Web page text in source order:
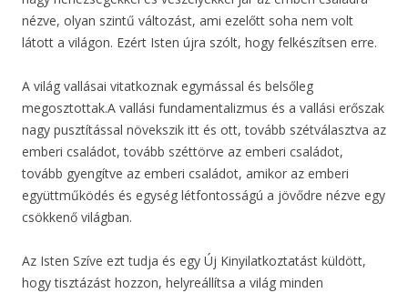
nézve, olyan szintű változást, ami ezelőtt soha nem volt
látott a világon. Ezért Isten újra szólt, hogy felkészítsen erre.
A világ vallásai vitatkoznak egymással és belsőleg
megosztottak.A vallási fundamentalizmus és a vallási erőszak
nagy pusztítással növekszik itt és ott, tovább szétválasztva az
emberi családot, tovább széttörve az emberi családot,
tovább gyengítve az emberi családot, amikor az emberi
együttműködés és egység létfontosságú a jövődre nézve egy
csökkenő világban.
Az Isten Szíve ezt tudja és egy Új Kinyilatkoztatást küldött,
hogy tisztázást hozzon, helyreállítsa a világ minden